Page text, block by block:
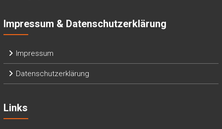
Impressum & Datenschutzerklärung
Impressum
Datenschutzerklärung
Links